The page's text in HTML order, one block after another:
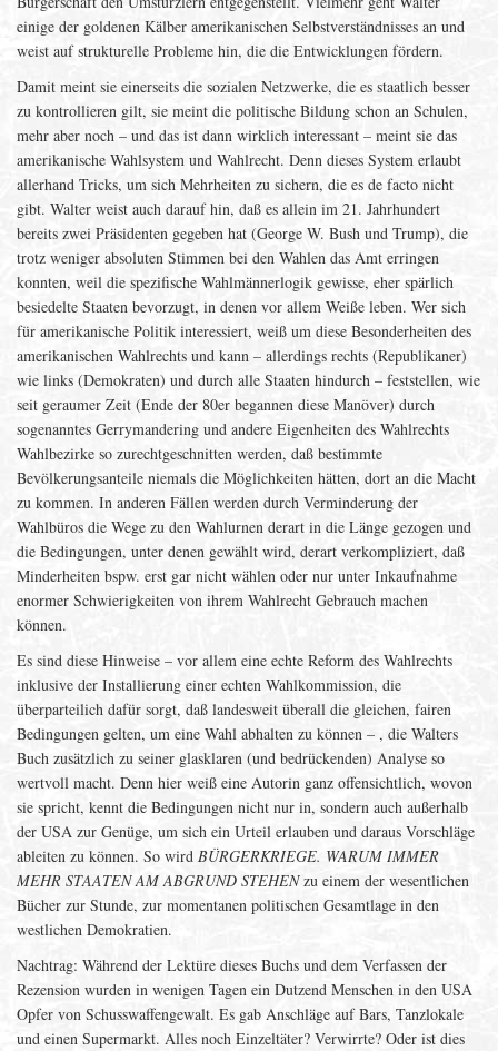
einige der goldenen Kälber amerikanischen Selbstverständnisses an und
weist auf strukturelle Probleme hin, die die Entwicklungen fördern.
Damit meint sie einerseits die sozialen Netzwerke, die es staatlich besser
zu kontrollieren gilt, sie meint die politische Bildung schon an Schulen,
mehr aber noch – und das ist dann wirklich interessant – meint sie das
amerikanische Wahlsystem und Wahlrecht. Denn dieses System erlaubt
allerhand Tricks, um sich Mehrheiten zu sichern, die es de facto nicht
gibt. Walter weist auch darauf hin, daß es allein im 21. Jahrhundert
bereits zwei Präsidenten gegeben hat (George W. Bush und Trump), die
trotz weniger absoluten Stimmen bei den Wahlen das Amt erringen
konnten, weil die spezifische Wahlmännerlogik gewisse, eher spärlich
besiedelte Staaten bevorzugt, in denen vor allem Weiße leben. Wer sich
für amerikanische Politik interessiert, weiß um diese Besonderheiten des
amerikanischen Wahlrechts und kann – allerdings rechts (Republikaner)
wie links (Demokraten) und durch alle Staaten hindurch – feststellen, wie
seit geraumer Zeit (Ende der 80er begannen diese Manöver) durch
sogenanntes Gerrymandering und andere Eigenheiten des Wahlrechts
Wahlbezirke so zurechtgeschnitten werden, daß bestimmte
Bevölkerungsanteile niemals die Möglichkeiten hätten, dort an die Macht
zu kommen. In anderen Fällen werden durch Verminderung der
Wahlbüros die Wege zu den Wahlurnen derart in die Länge gezogen und
die Bedingungen, unter denen gewählt wird, derart verkompliziert, daß
Minderheiten bspw. erst gar nicht wählen oder nur unter Inkaufnahme
enormer Schwierigkeiten von ihrem Wahlrecht Gebrauch machen
können.
Es sind diese Hinweise – vor allem eine echte Reform des Wahlrechts
inklusive der Installierung einer echten Wahlkommission, die
überparteilich dafür sorgt, daß landesweit überall die gleichen, fairen
Bedingungen gelten, um eine Wahl abhalten zu können – , die Walters
Buch zusätzlich zu seiner glasklaren (und bedrückenden) Analyse so
wertvoll macht. Denn hier weiß eine Autorin ganz offensichtlich, wovon
sie spricht, kennt die Bedingungen nicht nur in, sondern auch außerhalb
der USA zur Genüge, um sich ein Urteil erlauben und daraus Vorschläge
ableiten zu können. So wird BÜRGERKRIEGE. WARUM IMMER
MEHR STAATEN AM ABGRUND STEHENzu einem der wesentlichen
Bücher zur Stunde, zur momentanen politischen Gesamtlage in den
westlichen Demokratien.
Nachtrag: Während der Lektüre dieses Buchs und dem Verfassen der
Rezension wurden in wenigen Tagen ein Dutzend Menschen in den USA
Opfer von Schusswaffengewalt. Es gab Anschläge auf Bars, Tanzlokale
und einen Supermarkt. Alles noch Einzeltäter? Verwirrte? Oder ist dies